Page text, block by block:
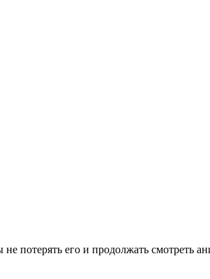
потерять его и продолжать смотреть